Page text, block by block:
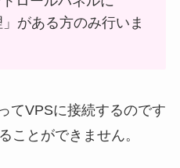
」がある方のみ行いま
てVPSに接続するのです
ことができません。